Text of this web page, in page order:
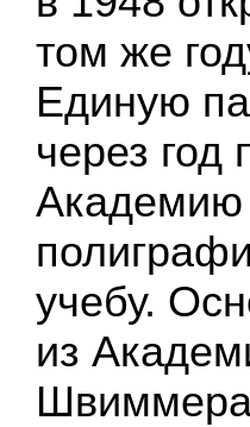
том же
Единую
через год
Академию
учебу.
из